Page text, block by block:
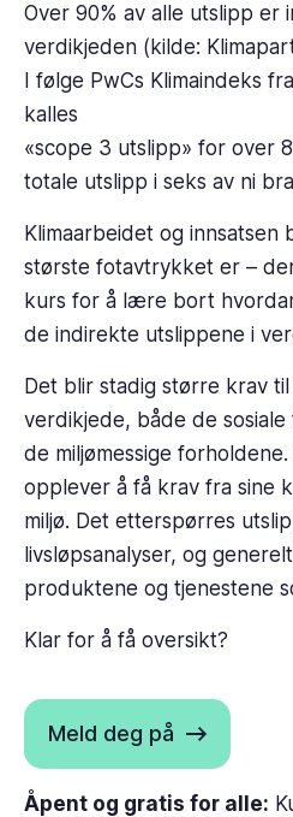
Over 90% av alle utslipp er
verdikjeden (kilde:
I følge PwCs Klimaindeks
kalles
«scope 3 utslipp» for over
totale utslipp i seks av ni
Klimaarbeidet og
største fotavtrykket er –
kurs for å lære bort
de indirekte utslippene i
Det blir stadig større krav
verdikjede, både de
de miljømessige
opplever å få krav fra sine
miljø. Det etterspørres
livsløpsanalyser, og
produktene og tjenestene
Klar for å få oversikt?
Meld deg på
Åpent og gratis for alle: